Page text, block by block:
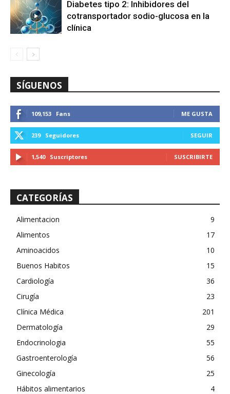
Diabetes tipo 2: Inhibidores del
cotransportador sodio-glucosa en la
clínica
SÍGUENOS
109,153 Fans ME GUSTA
239 Seguidores SEGUIR
1,540 Suscriptores SUSCRIBIRTE
CATEGORÍAS
Alimentacion
9
Alimentos
17
Aminoacidos
10
Buenos Habitos
15
Cardiología
36
Cirugía
23
Clínica Médica
201
Dermatología
29
Endocrinologia
55
Gastroenterología
56
Ginecología
25
Hábitos alimentarios
4